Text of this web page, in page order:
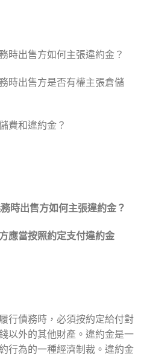
時出售方如何主張違約金？
時出售方是否有權主張倉儲
費和違約金？
時出售方如何主張違約金？
應當按照約定支付違約金
行債務時，必須按約定給付對
以外的其他財產。違約金是一
行為的一種經濟制裁。違約金